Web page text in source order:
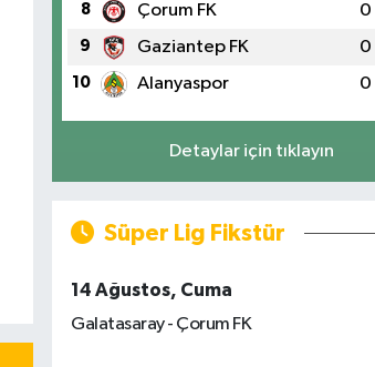
8 Çorum FK 0
9 Gaziantep FK 0
10 Alanyaspor 0
Detaylar için tıklayın
Süper Lig Fikstür
14 Ağustos, Cuma
Galatasaray - Çorum FK